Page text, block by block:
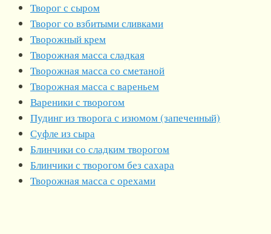
Творог с сыром
Творог со взбитыми сливками
Творожный крем
Творожная масса сладкая
Творожная масса со сметаной
Творожная масса с вареньем
Вареники с творогом
Пудинг из творога с изюмом (запеченный)
Суфле из сыра
Блинчики со сладким творогом
Блинчики с творогом без сахара
Творожная масса с орехами